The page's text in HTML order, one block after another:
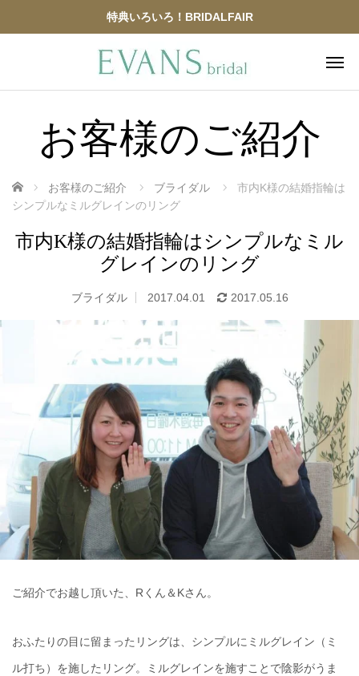
特典いろいろ！BRIDALFAIR
お客様のご紹介
ホーム お客様のご紹介 ブライダル
市内K様の結婚指輪は
シンプルなミルグレインのリング
市内K様の結婚指輪はシンプルなミル
グレインのリング
ブライダル 2017.04.01 2017.05.16
ご紹介でお越し頂いた、Rくん＆Kさん。
おふたりの目に留まったリングは、シンプルにミルグレイン（ミ
ル打ち）を施したリング。ミルグレインを施すことで陰影がうま